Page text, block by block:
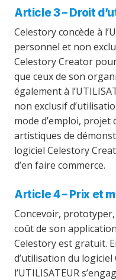
Article 3 – Droit
Celestory concède à
personnel et non
Celestory Creator
que ceux de son
également à
non exclusif
mode d’emploi, projet
artistiques de
logiciel Celestory
d’en faire commerce.
Article 4 – Prix et
Concevoir,
coût de son
Celestory est gratuit.
d’utilisation du
l’UTILISATEUR